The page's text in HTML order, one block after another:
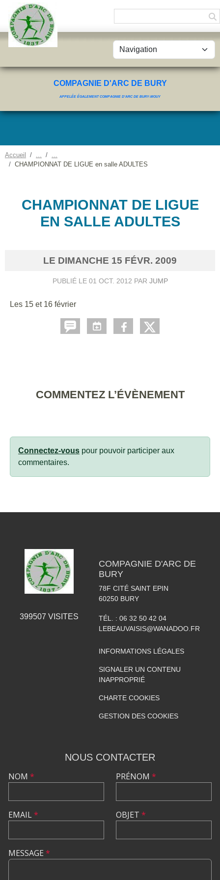
COMPAGNIE D'ARC DE BURY
APPELÉE ÉGALEMENT COMPAGNIE D'ARC DE BURY-MOUY
Accueil
CHAMPIONNAT DE LIGUE en salle ADULTES
CHAMPIONNAT DE LIGUE
EN SALLE ADULTES
LE DIMANCHE 15 FÉVR. 2009
PUBLIÉ LE 01 OCT. 2012 PAR JUMP
Les 15 et 16 février
COMMENTEZ L’ÉVÈNEMENT
Connectez-vous pour pouvoir participer aux
commentaires.
399507 VISITES
COMPAGNIE D'ARC DE
BURY
78F CITÉ SAINT EPIN
60250 BURY
TÉL. : 06 32 50 42 04
LEBEAUVAISIS@WANADOO.FR
INFORMATIONS LÉGALES
SIGNALER UN CONTENU
INAPPROPRIÉ
CHARTE COOKIES
GESTION DES COOKIES
NOUS CONTACTER
NOM *
EMAIL*
PRÉNOM *
OBJET *
MESSAGE *
Panneau de gestion des cookies